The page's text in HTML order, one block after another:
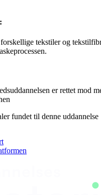
tekstiler og
er rettet mod
fundet til denne uddannelse